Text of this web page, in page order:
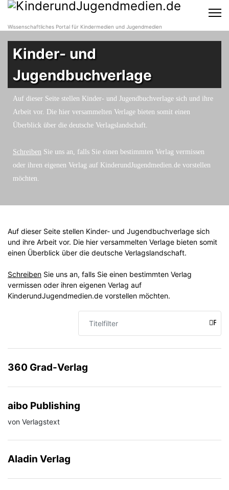
Wissenschaftliches Portal für Kindermedien und Jugendmedien
Kinder- und
Jugendbuchverlage
Auf dieser Seite stellen Kinder- und Jugendbuchverlage sich und ihre
Arbeit vor. Die hier versammelten Verlage bieten somit einen
Überblick über die deutsche Verlagslandschaft.
Schreiben Sie uns an, falls Sie einen bestimmten Verlag vermissen
oder ihren eigenen Verlag auf KinderundJugendmedien.de vorstellen
möchten.
Auf dieser Seite stellen Kinder- und Jugendbuchverlage sich
und ihre Arbeit vor. Die hier versammelten Verlage bieten somit
einen Überblick über die deutsche Verlagslandschaft.
Schreiben Sie uns an, falls Sie einen bestimmten Verlag
vermissen oder ihren eigenen Verlag auf
KinderundJugendmedien.de vorstellen möchten.
360 Grad-Verlag
aibo Publishing
von Verlagstext
Aladin Verlag